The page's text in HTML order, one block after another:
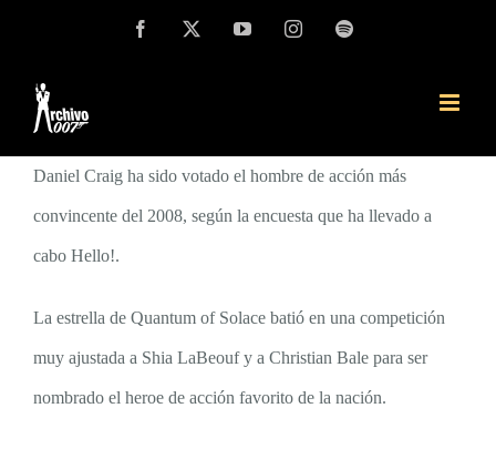
contenido
Facebook YouTubeInstagramSpotify
Daniel Craig ha sido votado el hombre de acción más
convincente del 2008, según la encuesta que ha llevado a
cabo Hello!.
La estrella de Quantum of Solace batió en una competición
muy ajustada a Shia LaBeouf y a Christian Bale para ser
nombrado el heroe de acción favorito de la nación.